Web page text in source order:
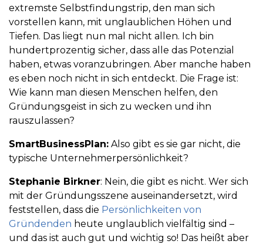
extremste Selbstfindungstrip, den man sich
vorstellen kann, mit unglaublichen Höhen und
Tiefen. Das liegt nun mal nicht allen. Ich bin
hundertprozentig sicher, dass alle das Potenzial
haben, etwas voranzubringen. Aber manche haben
es eben noch nicht in sich entdeckt. Die Frage ist:
Wie kann man diesen Menschen helfen, den
Gründungsgeist in sich zu wecken und ihn
rauszulassen?
SmartBusinessPlan: Also gibt es sie gar nicht, die
typische Unternehmerpersönlichkeit?
Stephanie Birkner: Nein, die gibt es nicht. Wer sich
mit der Gründungsszene auseinandersetzt, wird
feststellen, dass die Persönlichkeiten von
Gründenden heute unglaublich vielfältig sind –
und das ist auch gut und wichtig so! Das heißt aber